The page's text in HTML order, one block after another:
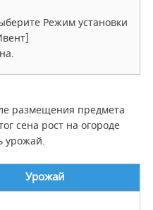
Режим установки
размещения предмета
сена рост на огороде
урожай.
Урожай